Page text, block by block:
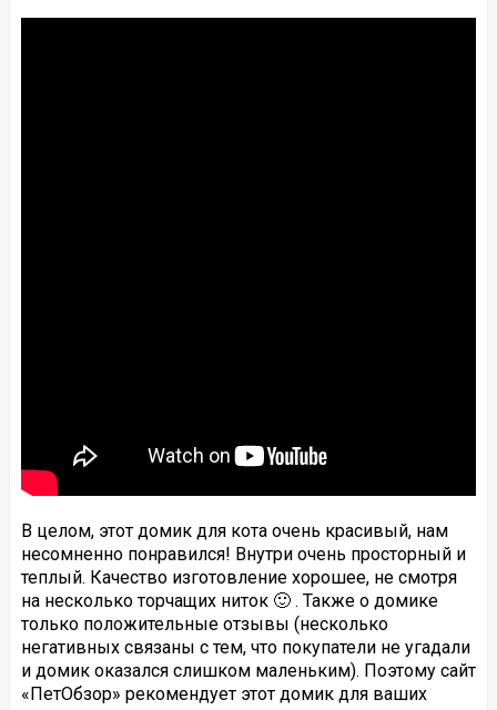
В целом, этот домик для кота очень красивый, нам
несомненно понравился! Внутри очень просторный и
теплый. Качество изготовление хорошее, не смотря
на несколько торчащих ниток 🙂 . Также о домике
только положительные отзывы (несколько
негативных связаны с тем, что покупатели не угадали
и домик оказался слишком маленьким). Поэтому сайт
«ПетОбзор» рекомендует этот домик для ваших